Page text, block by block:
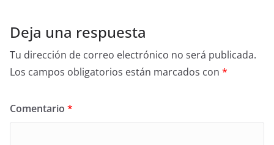
Deja una respuesta
Tu dirección de correo electrónico no será publicada.
Los campos obligatorios están marcados con *
Comentario *